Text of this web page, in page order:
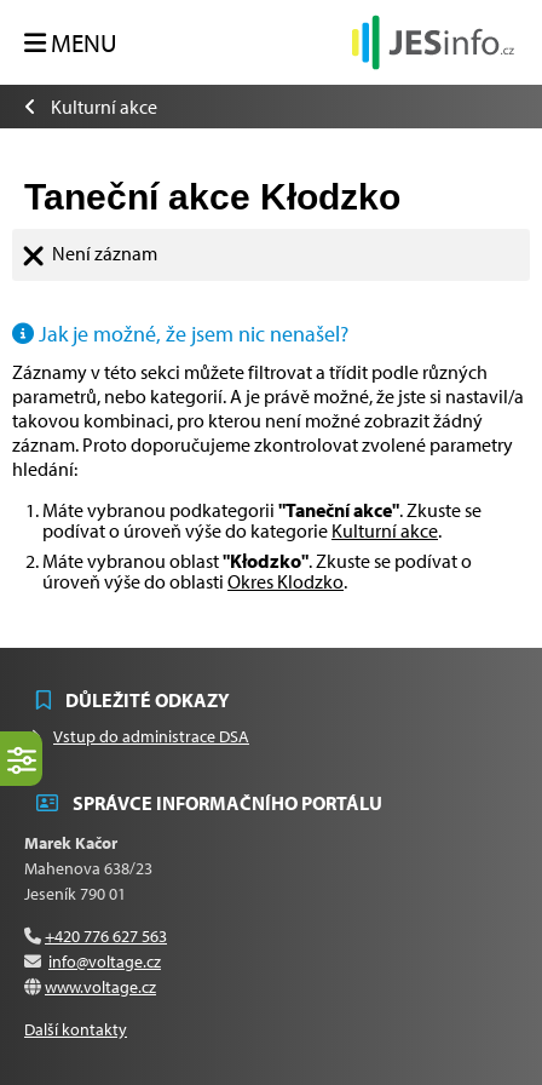
MENU
Kulturní akce
Taneční akce Kłodzko
Není záznam
Jak je možné, že jsem nic nenašel?
Záznamy v této sekci můžete filtrovat a třídit podle různých
parametrů, nebo kategorií. A je právě možné, že jste si nastavil/a
takovou kombinaci, pro kterou není možné zobrazit žádný
záznam. Proto doporučujeme zkontrolovat zvolené parametry
hledání:
Máte vybranou podkategorii "Taneční akce". Zkuste se
podívat o úroveň výše do kategorie Kulturní akce.
Máte vybranou oblast"Kłodzko". Zkuste se podívat o
úroveň výše do oblasti Okres Klodzko.
DŮLEŽITÉ ODKAZY
Vstup do administrace DSA
SPRÁVCE INFORMAČNÍHO PORTÁLU
Marek Kačor
Mahenova 638/23
Jeseník 790 01
+420 776 627 563
info@voltage.cz
www.voltage.cz
Další kontakty